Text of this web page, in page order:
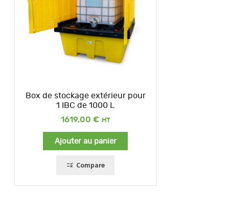
Box de stockage extérieur pour
1 IBC de 1000 L
1619,00 €
Ajouter au panier
Compare